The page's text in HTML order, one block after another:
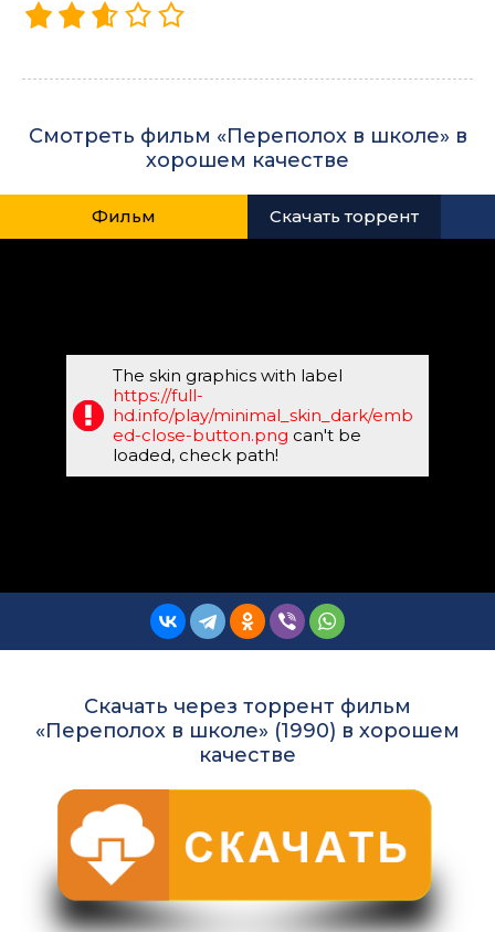
Смотреть фильм «Переполох в школе» в
хорошем качестве
Фильм Скачать торрент
The skin graphics with label
https://full-
hd.info/play/minimal_skin_dark/emb
ed-close-button.png can't be
loaded, check path!
Скачать через торрент фильм
«Переполох в школе» (1990) в хорошем
качестве